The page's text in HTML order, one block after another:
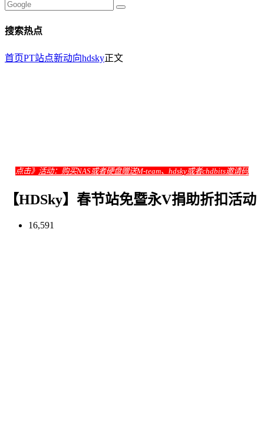
搜索热点
首页PT站点新动向hdsky正文
点击》 活动：购买NAS或者硬盘赠送M-team、hdsky或者chdbits邀请码
【HDSky】春节站免暨永V捐助折扣活动
16,591